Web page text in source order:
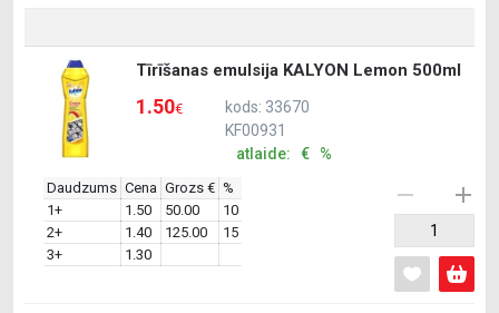
Tīrīšanas emulsija KALYON Lemon 500ml
1.50€
kods: 33670
KF00931
atlaide: € %
Daudzums Cena Grozs € %
1+
1.50 50.00
10
2+
1.40 125.00
15
3+
1.30